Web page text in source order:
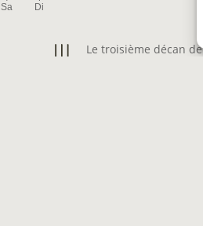
Sa Di
Le troisième décan de